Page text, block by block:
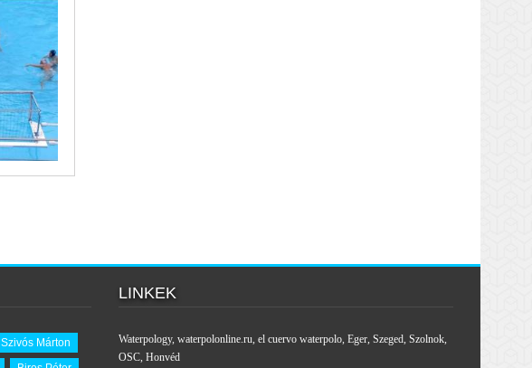
Szivós Márton
LINKEK
Waterpology, waterpolonline.ru, el cuervo waterpolo, Eger, Szeged, Szolnok,
OSC, Honvéd